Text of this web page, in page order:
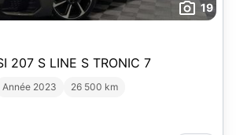
19
207 S LINE S TRONIC 7
Année 2023
26 500 km